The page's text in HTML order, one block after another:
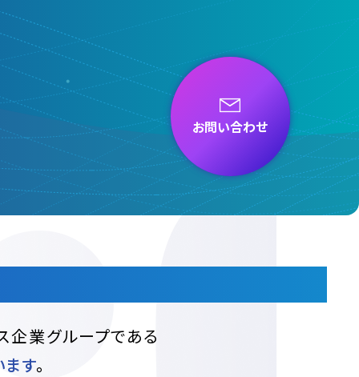
お問い合わせ
企業グループである
す。